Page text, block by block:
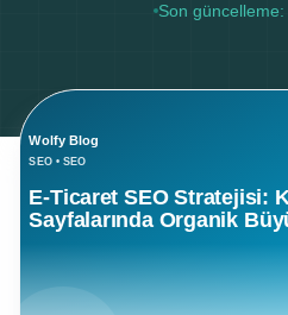
Son güncelleme: